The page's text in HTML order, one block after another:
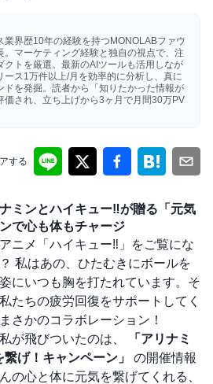
業界歴10年の経験を持つMONOLABファウ
。マーケティング経験と独自の視点で、注
クトを厳選。最新のAIツールも活用しなが
ース1万件以上/月を効率的に分析し、真に
ドを発掘。読者から「知りたかった情報が
価され、立ち上げから3ヶ月で月間30万PV
する
ミンとハイキュー‼が贈る「元気
で心も体もチャージ
ニメ「ハイキュー‼」をご覧にな
私はあの、ひたむきにボールを
にいつも胸を打たれています。そ
たちの疲労回復をサポートしてく
さかのコラボレーション！
が飛びついたのは、
「アリナミ
げ！キャンペーン」
の開催情報
の心と体に元気を繋げてくれる、